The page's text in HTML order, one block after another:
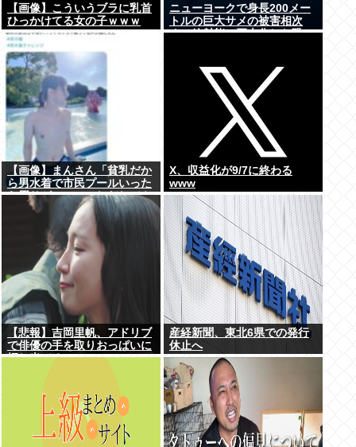
【画像】こういうブラに乳首
ひっかけてる女の子ｗｗｗ
ニューヨークで身長200メー
トルの巨大サメの被害相次
ぐ、放射能で巨大化した恐
【画像】まんさん「貧乳だか
ら男水着で市民プールいった
ら周りがコソコソしだしてや
ばいwww」5万いいね
X、収益化が9/7に終わる
www
【悲報】吉岡里帆、アドリブ
で俳優の手を取りおっぱいに
押し当てる
産経新聞、東北6県での発行
休止へ